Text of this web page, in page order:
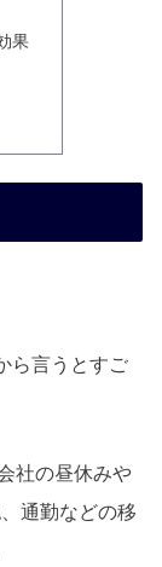
果
ら言うとすご
社の昼休みや
通勤などの移